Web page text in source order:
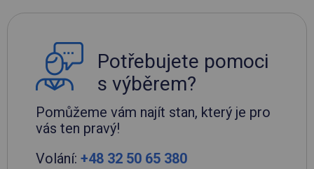
Potřebujete pomoci
s výběrem?
Pomůžeme vám najít stan, který je pro
vás ten pravý!
Volání: +48 32 50 65 380